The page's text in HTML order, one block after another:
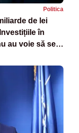
Politica
de lei
în
au voie să se